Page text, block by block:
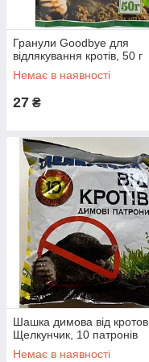
Гранули Goodbye для
відлякування кротів, 50 г
Немає в наявності
27 ₴
Шашка димова від кротов
Щелкунчик, 10 патронів
Немає в наявності